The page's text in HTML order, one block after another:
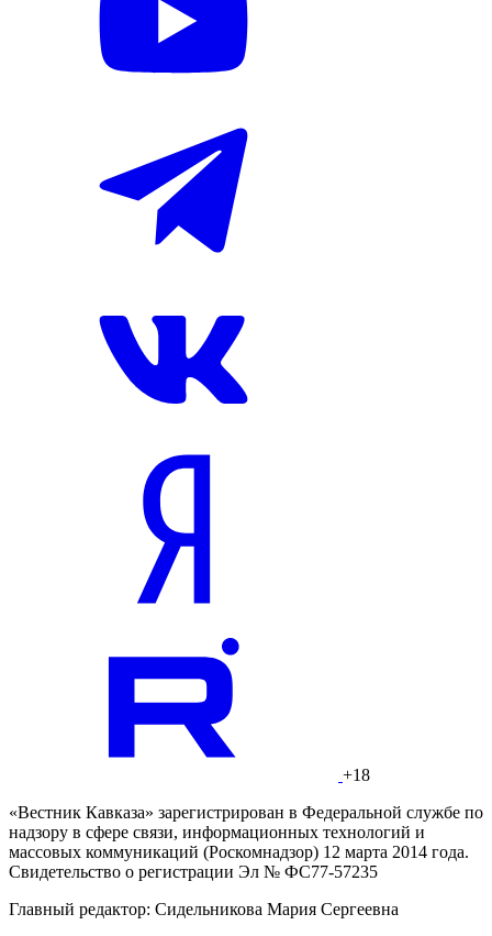
+18
«Вестник Кавказа» зарегистрирован в Федеральной службе по
надзору в сфере связи, информационных технологий и
массовых коммуникаций (Роскомнадзор) 12 марта 2014 года.
Свидетельство о регистрации Эл № ФС77-57235
Главный редактор: Сидельникова Мария Сергеевна